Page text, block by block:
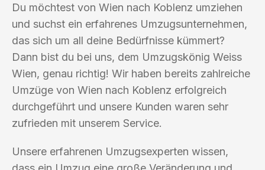
Du möchtest von Wien nach Koblenz umziehen
und suchst ein erfahrenes Umzugsunternehmen,
das sich um all deine Bedürfnisse kümmert?
Dann bist du bei uns, dem Umzugskönig Weiss
Wien, genau richtig! Wir haben bereits zahlreiche
Umzüge von Wien nach Koblenz erfolgreich
durchgeführt und unsere Kunden waren sehr
zufrieden mit unserem Service.
Unsere erfahrenen Umzugsexperten wissen,